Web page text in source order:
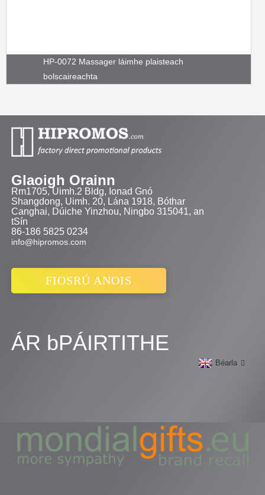
HP-0072 Massager láimhe plaisteach
bolscaireachta
Glaoigh Orainn
Rm1705, Uimh.2 Bldg, Ionad Gnó
Shangdong, Uimh. 20, Lána 1918, Bóthar
Canghai, Dúiche Yinzhou, Ningbo 315041, an
tSín
86-186 5825 0234
info@hipromos.com
FIOSRÚ ANOIS
ÁR bPÁIRTITHE
Béarla